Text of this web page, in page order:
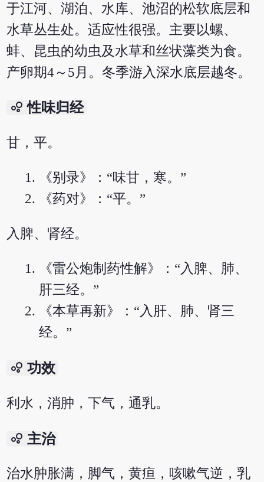
于江河、湖泊、水库、池沼的松软底层和
水草丛生处。适应性很强。主要以螺、
蚌、昆虫的幼虫及水草和丝状藻类为食。
产卵期4～5月。冬季游入深水底层越冬。
bubble_chart 性味归经
甘，平。
《别录》：“味甘，寒。”
《药对》：“平。”
入脾、肾经。
《雷公炮制药性解》：“入脾、肺、
肝三经。”
《本草再新》：“入肝、肺、肾三
经。”
bubble_chart 功效
利水，消肿，下气，通乳。
bubble_chart 主治
治水肿胀满，脚气，黄疸，咳嗽气逆，乳